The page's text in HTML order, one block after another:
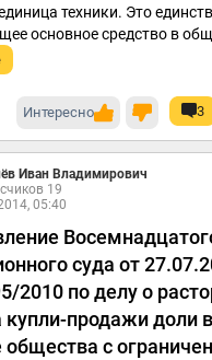
техники. Это
основное средство в
Интересно 3
Иван Владимирович
19
05:40
суда от
2010 по делу о
купли-продажи доли
общества с